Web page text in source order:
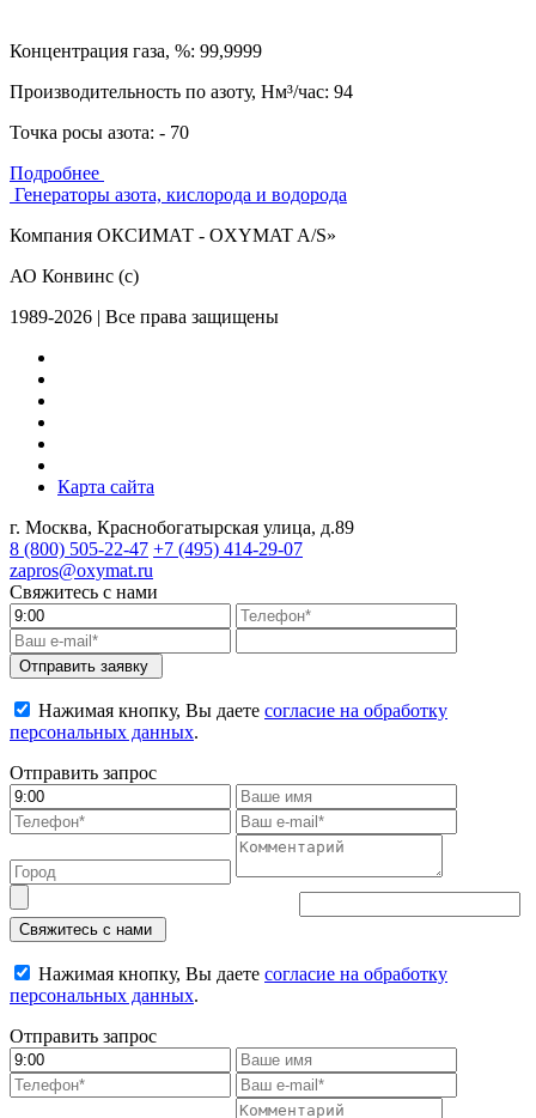
Концентрация газа, %: 99,9999
Производительность по азоту, Нм³/час: 94
Точка росы азота: - 70
Подробнее
Генераторы азота, кислорода и водорода
Компания ОКСИМАТ - OXYMAT A/S»
АО Конвинс (с)
1989-2026 | Все права защищены
Карта сайта
г. Москва, Краснобогатырская улица, д.89
8 (800) 505-22-47 +7 (495) 414-29-07
zapros@oxymat.ru
Свяжитесь с нами
Отправить заявку
Нажимая кнопку, Вы даете согласие на обработку
персональных данных.
Отправить запрос
Свяжитесь с нами
Нажимая кнопку, Вы даете согласие на обработку
персональных данных.
Отправить запрос